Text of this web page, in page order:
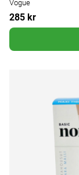
Vogue
285 kr